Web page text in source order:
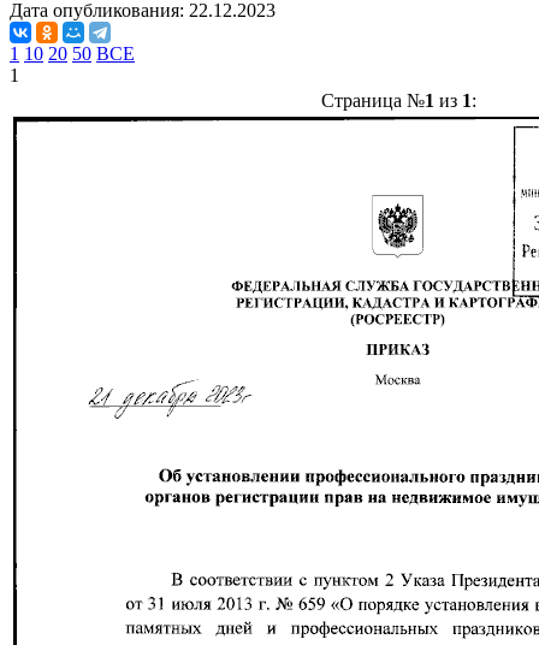
Дата опубликования: 22.12.2023
1 10 20 50 ВСЕ
1
Страница №1 из 1: